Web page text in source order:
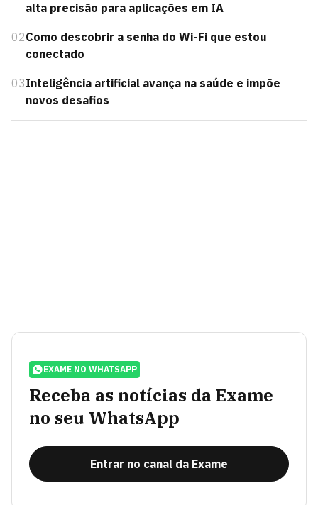
alta precisão para aplicações em IA
02Como descobrir a senha do Wi-Fi que estou
conectado
03Inteligência artificial avança na saúde e impõe
novos desafios
EXAME NO WHATSAPP
Receba as notícias da Exame
no seu WhatsApp
Entrar no canal da Exame